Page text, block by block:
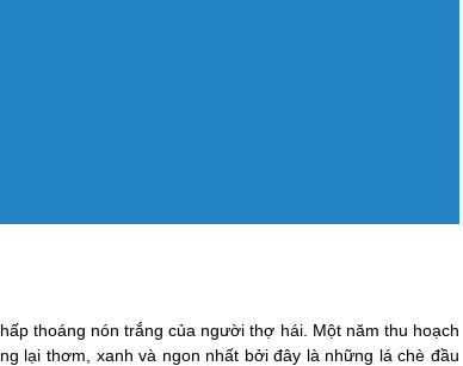
thoáng nón trắng của người thợ hái. Một năm thu hoạch
lại thơm, xanh và ngon nhất bởi đây là những lá chè đầu